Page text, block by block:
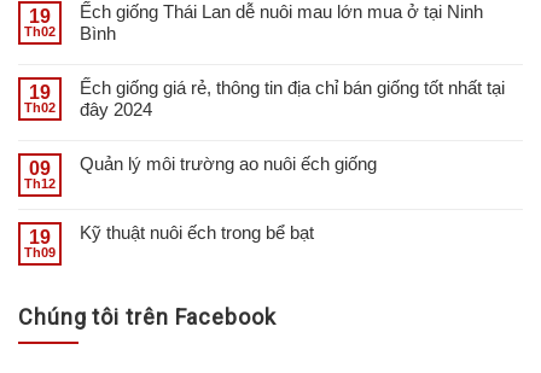
19
Th02
Ếch giống Thái Lan dễ nuôi mau lớn mua ở tại Ninh
Bình
19
Th02
Ếch giống giá rẻ, thông tin địa chỉ bán giống tốt nhất tại
đây 2024
09
Th12
Quản lý môi trường ao nuôi ếch giống
19
Th09
Kỹ thuật nuôi ếch trong bể bạt
Chúng tôi trên Facebook